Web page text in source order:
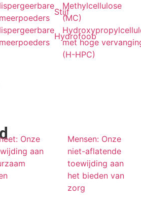
Stijf
Hydrofoob
Methylcellulose
(MC)
met hoge
(H-HPC)
Onze
aan
Mensen: Onze
niet-aflatende
toewijding aan
het bieden van
zorg